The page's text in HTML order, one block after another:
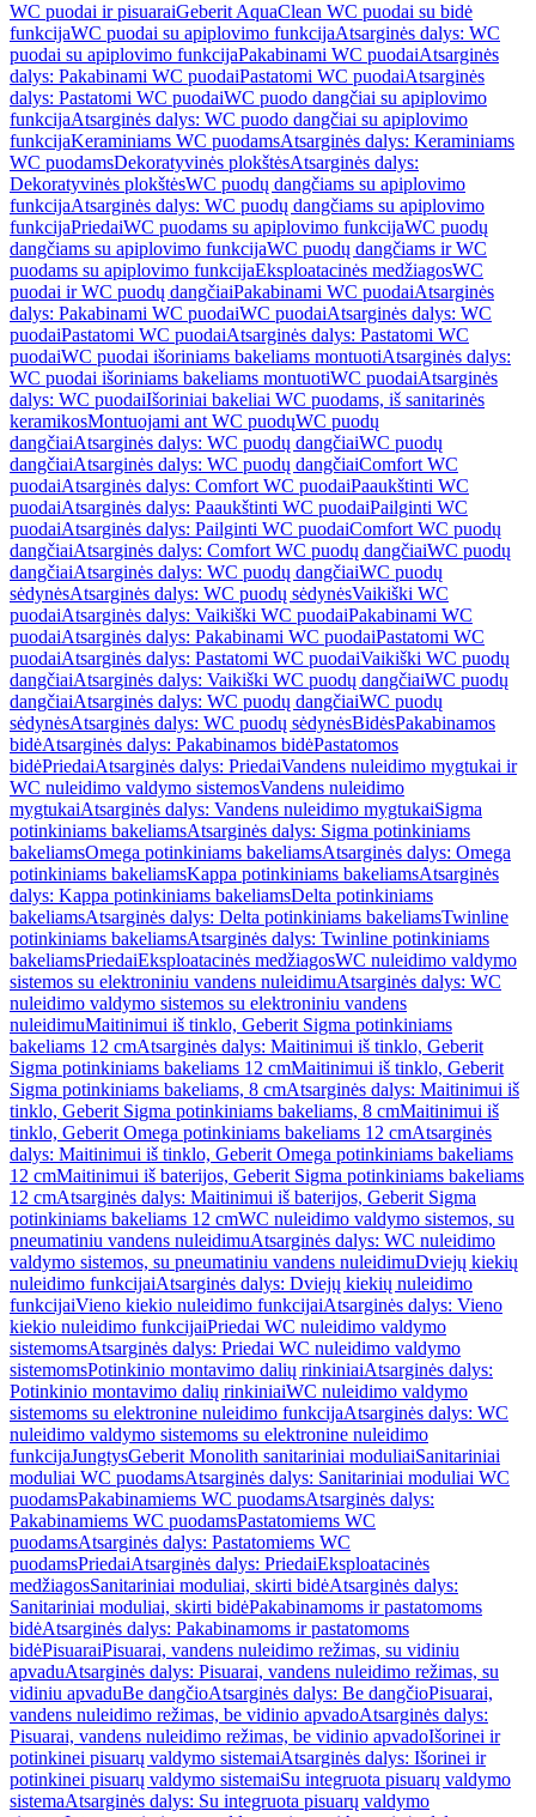
WC puodai ir pisuaraiGeberit AquaClean WC puodai su bidė
funkcijaWC puodai su apiplovimo funkcijaAtsarginės dalys: WC
puodai su apiplovimo funkcijaPakabinami WC puodaiAtsarginės
dalys: Pakabinami WC puodaiPastatomi WC puodaiAtsarginės
dalys: Pastatomi WC puodaiWC puodo dangčiai su apiplovimo
funkcijaAtsarginės dalys: WC puodo dangčiai su apiplovimo
funkcijaKeraminiams WC puodamsAtsarginės dalys: Keraminiams
WC puodamsDekoratyvinės plokštėsAtsarginės dalys:
Dekoratyvinės plokštėsWC puodų dangčiams su apiplovimo
funkcijaAtsarginės dalys: WC puodų dangčiams su apiplovimo
funkcijaPriedaiWC puodams su apiplovimo funkcijaWC puodų
dangčiams su apiplovimo funkcijaWC puodų dangčiams ir WC
puodams su apiplovimo funkcijaEksploatacinės medžiagosWC
puodai ir WC puodų dangčiaiPakabinami WC puodaiAtsarginės
dalys: Pakabinami WC puodaiWC puodaiAtsarginės dalys: WC
puodaiPastatomi WC puodaiAtsarginės dalys: Pastatomi WC
puodaiWC puodai išoriniams bakeliams montuotiAtsarginės dalys:
WC puodai išoriniams bakeliams montuotiWC puodaiAtsarginės
dalys: WC puodaiIšoriniai bakeliai WC puodams, iš sanitarinės
keramikosMontuojami ant WC puodųWC puodų
dangčiaiAtsarginės dalys: WC puodų dangčiaiWC puodų
dangčiaiAtsarginės dalys: WC puodų dangčiaiComfort WC
puodaiAtsarginės dalys: Comfort WC puodaiPaaukštinti WC
puodaiAtsarginės dalys: Paaukštinti WC puodaiPailginti WC
puodaiAtsarginės dalys: Pailginti WC puodaiComfort WC puodų
dangčiaiAtsarginės dalys: Comfort WC puodų dangčiaiWC puodų
dangčiaiAtsarginės dalys: WC puodų dangčiaiWC puodų
sėdynėsAtsarginės dalys: WC puodų sėdynėsVaikiški WC
puodaiAtsarginės dalys: Vaikiški WC puodaiPakabinami WC
puodaiAtsarginės dalys: Pakabinami WC puodaiPastatomi WC
puodaiAtsarginės dalys: Pastatomi WC puodaiVaikiški WC puodų
dangčiaiAtsarginės dalys: Vaikiški WC puodų dangčiaiWC puodų
dangčiaiAtsarginės dalys: WC puodų dangčiaiWC puodų
sėdynėsAtsarginės dalys: WC puodų sėdynėsBidėsPakabinamos
bidėAtsarginės dalys: Pakabinamos bidėPastatomos
bidėPriedaiAtsarginės dalys: PriedaiVandens nuleidimo mygtukai ir
WC nuleidimo valdymo sistemosVandens nuleidimo
mygtukaiAtsarginės dalys: Vandens nuleidimo mygtukaiSigma
potinkiniams bakeliamsAtsarginės dalys: Sigma potinkiniams
bakeliamsOmega potinkiniams bakeliamsAtsarginės dalys: Omega
potinkiniams bakeliamsKappa potinkiniams bakeliamsAtsarginės
dalys: Kappa potinkiniams bakeliamsDelta potinkiniams
bakeliamsAtsarginės dalys: Delta potinkiniams bakeliamsTwinline
potinkiniams bakeliamsAtsarginės dalys: Twinline potinkiniams
bakeliamsPriedaiEksploatacinės medžiagosWC nuleidimo valdymo
sistemos su elektroniniu vandens nuleidimuAtsarginės dalys: WC
nuleidimo valdymo sistemos su elektroniniu vandens
nuleidimuMaitinimui iš tinklo, Geberit Sigma potinkiniams
bakeliams 12 cmAtsarginės dalys: Maitinimui iš tinklo, Geberit
Sigma potinkiniams bakeliams 12 cmMaitinimui iš tinklo, Geberit
Sigma potinkiniams bakeliams, 8 cmAtsarginės dalys: Maitinimui iš
tinklo, Geberit Sigma potinkiniams bakeliams, 8 cmMaitinimui iš
tinklo, Geberit Omega potinkiniams bakeliams 12 cmAtsarginės
dalys: Maitinimui iš tinklo, Geberit Omega potinkiniams bakeliams
12 cmMaitinimui iš baterijos, Geberit Sigma potinkiniams bakeliams
12 cmAtsarginės dalys: Maitinimui iš baterijos, Geberit Sigma
potinkiniams bakeliams 12 cmWC nuleidimo valdymo sistemos, su
pneumatiniu vandens nuleidimuAtsarginės dalys: WC nuleidimo
valdymo sistemos, su pneumatiniu vandens nuleidimuDviejų kiekių
nuleidimo funkcijaiAtsarginės dalys: Dviejų kiekių nuleidimo
funkcijaiVieno kiekio nuleidimo funkcijaiAtsarginės dalys: Vieno
kiekio nuleidimo funkcijaiPriedai WC nuleidimo valdymo
sistemomsAtsarginės dalys: Priedai WC nuleidimo valdymo
sistemomsPotinkinio montavimo dalių rinkiniaiAtsarginės dalys:
Potinkinio montavimo dalių rinkiniaiWC nuleidimo valdymo
sistemoms su elektronine nuleidimo funkcijaAtsarginės dalys: WC
nuleidimo valdymo sistemoms su elektronine nuleidimo
funkcijaJungtysGeberit Monolith sanitariniai moduliaiSanitariniai
moduliai WC puodamsAtsarginės dalys: Sanitariniai moduliai WC
puodamsPakabinamiems WC puodamsAtsarginės dalys:
Pakabinamiems WC puodamsPastatomiems WC
puodamsAtsarginės dalys: Pastatomiems WC
puodamsPriedaiAtsarginės dalys: PriedaiEksploatacinės
medžiagosSanitariniai moduliai, skirti bidėAtsarginės dalys:
Sanitariniai moduliai, skirti bidėPakabinamoms ir pastatomoms
bidėAtsarginės dalys: Pakabinamoms ir pastatomoms
bidėPisuaraiPisuarai, vandens nuleidimo režimas, su vidiniu
apvaduAtsarginės dalys: Pisuarai, vandens nuleidimo režimas, su
vidiniu apvaduBe dangčioAtsarginės dalys: Be dangčioPisuarai,
vandens nuleidimo režimas, be vidinio apvadoAtsarginės dalys:
Pisuarai, vandens nuleidimo režimas, be vidinio apvadoIšorinei ir
potinkinei pisuarų valdymo sistemaiAtsarginės dalys: Išorinei ir
potinkinei pisuarų valdymo sistemaiSu integruota pisuarų valdymo
sistemaAtsarginės dalys: Su integruota pisuarų valdymo